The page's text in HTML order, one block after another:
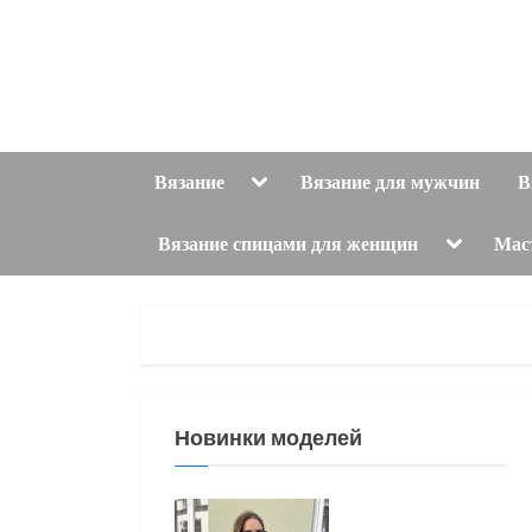
Вязание ToggleВязание для мужчин
Вязание спицами для женщин Toggle
menu
Новинки моделей